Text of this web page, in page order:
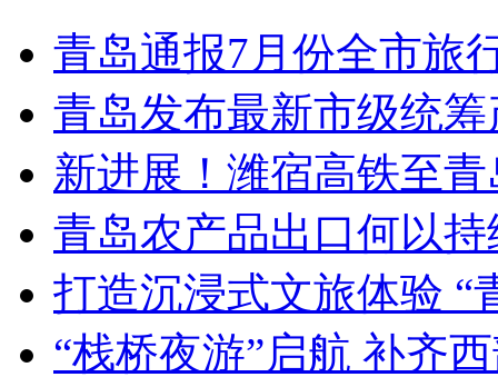
青岛通报7月份全市旅
青岛发布最新市级统
新进展！潍宿高铁至
青岛农产品出口何以持
打造沉浸式文旅体验 “
“栈桥夜游”启航 补齐